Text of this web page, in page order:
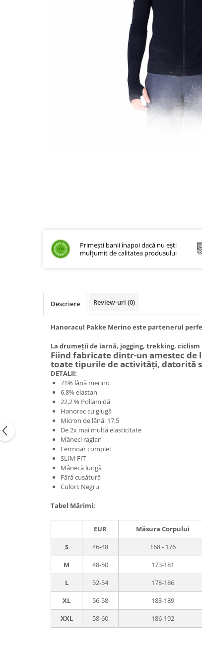
Accesorii pentru Ceai
Parfumuri în Alcool
Parfumuri în Ulei
Rășini Prețioase, Lemne Aromatice
Sare de Himalaya
Spray Bio pentru Ambient
Unt de Karitè - Unt de Shea
Termeni si Conditii
Boluri Tibetane
Primești banii înapoi dacă nu ești
mulțumit de calitatea produsului
Descriere Review-uri (0)
Hanoracul Pakke Merino este partenerul
La drumeții de iarnă, jogging, trekking,
Fiind fabricate dintr-un amestec
toate tipurile de activități, datorită
DETALII:
71% lână merino
6,8% elastan
22,2 % Poliamidă
Hanorac cu glugă
Micron de lână: 17,5
De 2x mai multă elasticitate
Mâneci raglan
Fermoar complet
SLIM FIT
Mânecă lungă
Fără cusătură
Culori: Negru
Tabel Mărimi:
EUR Măsura Corpului
S
46-48 168 - 176
M
48-50 173-181
L
52-54 178-186
XL
56-58 183-189
XXL
58-60 186-192